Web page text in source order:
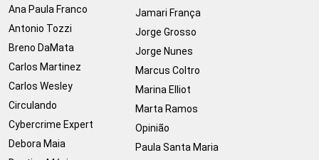
Ana Paula Franco
Antonio Tozzi
Breno DaMata
Carlos Martinez
Carlos Wesley
Circulando
Cybercrime Expert
Debora Maia
Jamari França
Jorge Grosso
Jorge Nunes
Marcus Coltro
Marina Elliot
Marta Ramos
Opinião
Paula Santa Maria